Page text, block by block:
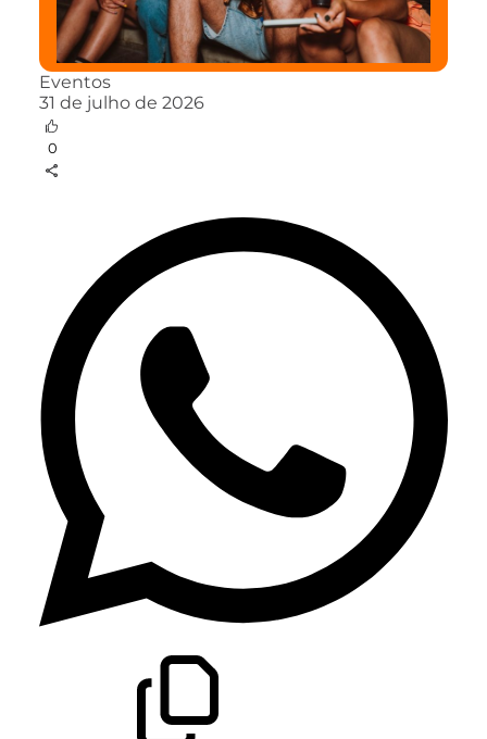
Eventos
31 de julho de 2026
0